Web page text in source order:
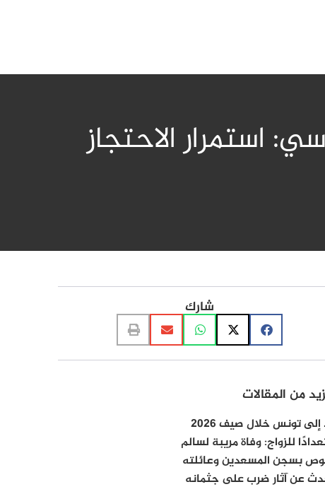
استمرار الاحتجاز
شارك
من المقالات
عاد إلى تونس خلال صيف 2026
للزواج: وفاة مريبة لسالم
بسجن المسعدين وعائلته
عن آثار ضرب على جثمانه